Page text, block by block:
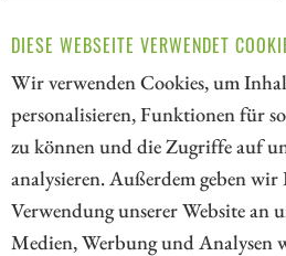
DIESE WEBSEITE VERWENDET
Wir verwenden Cookies, um
personalisieren, Funktionen für
zu können und die Zugriffe auf
analysieren. Außerdem geben
Verwendung unserer Website an
Medien, Werbung und Analysen
Märkten legen. Wir blicken
SanDisk, Volatus Aerospace und
ZUM KOMMENTAR